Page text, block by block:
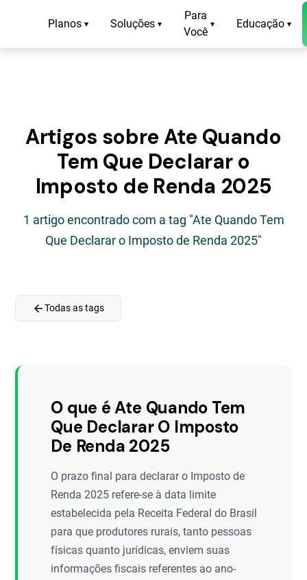
Planos ▾ Soluções ▾
Para
Você
▾ Educação ▾
Artigos sobre Ate Quando
Tem Que Declarar o
Imposto de Renda 2025
1 artigo encontrado com a tag "Ate Quando Tem
Que Declarar o Imposto de Renda 2025"
arrow_backTodas as tags
O que é Ate Quando Tem
Que Declarar O Imposto
De Renda 2025
O prazo final para declarar o Imposto de
Renda 2025 refere-se à data limite
estabelecida pela Receita Federal do Brasil
para que produtores rurais, tanto pessoas
físicas quanto jurídicas, enviem suas
informações fiscais referentes ao ano-